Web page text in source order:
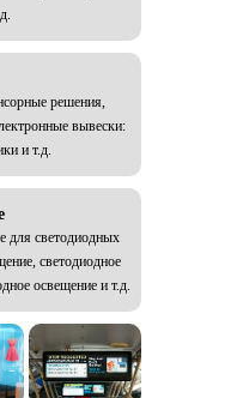
решения,
вывески:
и т.д.
для светодиодных
светодиодное
освещение и т.д.